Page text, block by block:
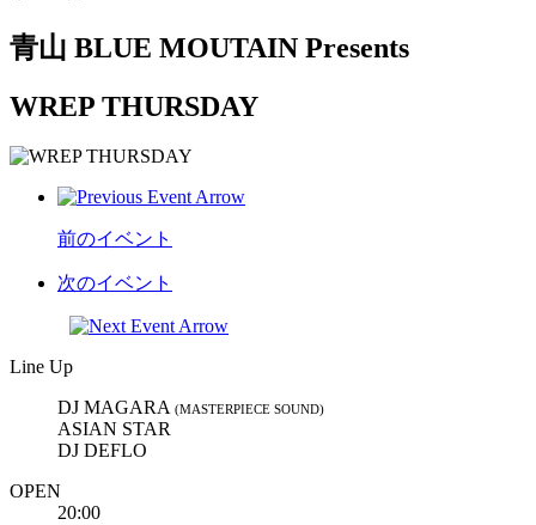
青山 BLUE MOUTAIN Presents
WREP THURSDAY
前のイベント
次のイベント
Line Up
DJ MAGARA (MASTERPIECE SOUND)
ASIAN STAR
DJ DEFLO
OPEN
20:00